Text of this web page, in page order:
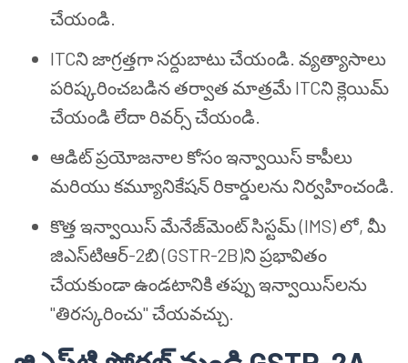
చేయండి.
ITCని జాగ్రత్తగా సర్దుబాటు చేయండి. వ్యత్యాసాలు
పరిష్కరించబడిన తర్వాత మాత్రమే ITCని క్లెయిమ్
చేయండి లేదా రివర్స్ చేయండి.
ఆడిట్ ప్రయోజనాల కోసం ఇన్వాయిస్ కాపీలు
మరియు కమ్యూనికేషన్ రికార్డులను నిర్వహించండి.
కొత్త ఇన్వాయిస్ మేనేజ్‌మెంట్ సిస్టమ్ (IMS) లో, మీ
జిఎస్‌టి‌ఆర్-2బి (GSTR-2B)ని ప్రభావితం
చేయకుండా ఉండటానికి తప్పు ఇన్వాయిస్‌లను
"తిరస్కరించు" చేయవచ్చు.